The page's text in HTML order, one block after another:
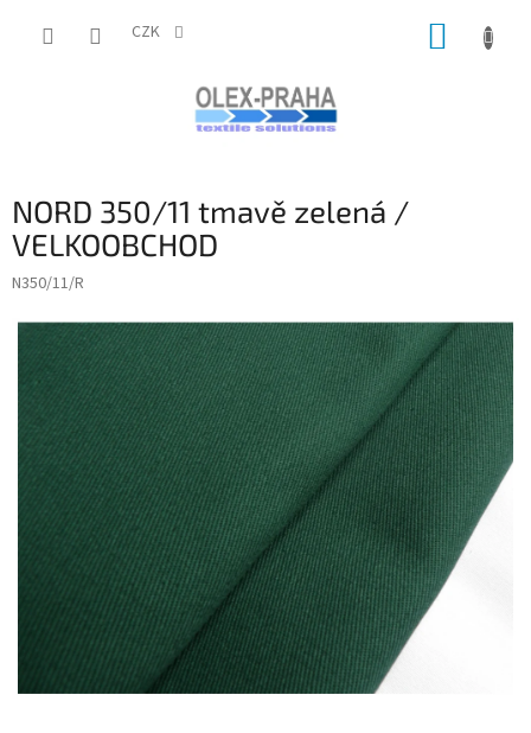
CZK
NORD 350/11 tmavě zelená /
VELKOOBCHOD
N350/11/R